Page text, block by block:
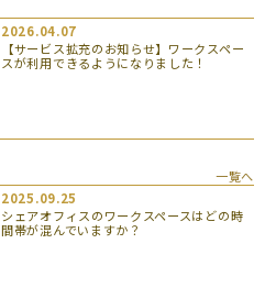
2026.04.07
【サービス拡充のお知らせ】ワークスペー
スが利用できるようになりました！
一覧へ
2025.09.25
シェアオフィスのワークスペースはどの時
間帯が混んでいますか？